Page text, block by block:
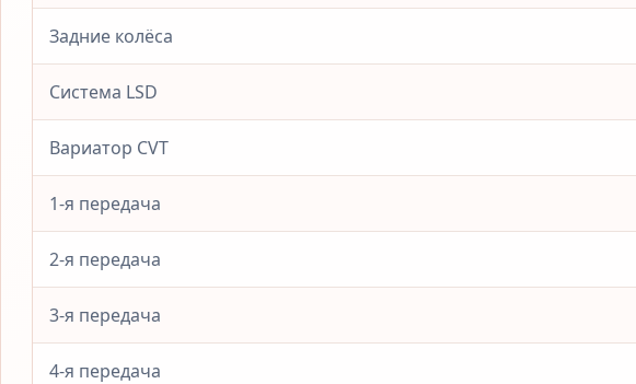
Задние колёса
Система LSD
Вариатор CVT
1-я передача
2-я передача
3-я передача
4-я передача